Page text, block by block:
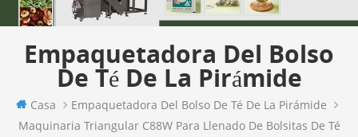
Empaquetadora Del Bolso
De Té De La Pirámide
Casa
Empaquetadora Del Bolso De Té De La Pirámide
Maquinaria Triangular C88W Para Llenado De Bolsitas De Té